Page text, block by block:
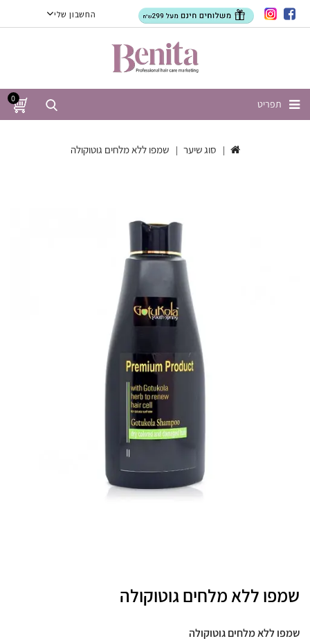
החשבון שלי
0 תפריט
סוג שיער שמפו ללא מלחים גוטוקולה
שמפו ללא מלחים גוטוקולה
שמפו ללא מלחים גוטוקולה